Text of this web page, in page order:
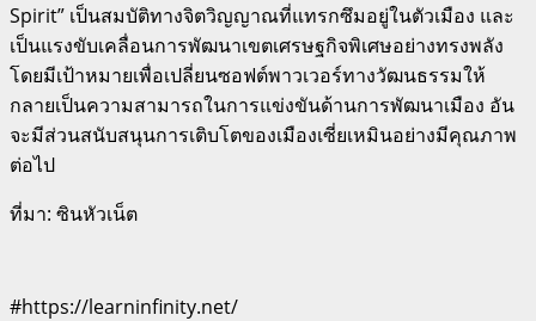
Spirit” เป็นสมบัติทางจิตวิญญาณที่แทรกซึมอยู่ในตัวเมือง และ
เป็นแรงขับเคลื่อนการพัฒนาเขตเศรษฐกิจพิเศษอย่างทรงพลัง
โดยมีเป้าหมายเพื่อเปลี่ยนซอฟต์พาวเวอร์ทางวัฒนธรรมให้
กลายเป็นความสามารถในการแข่งขันด้านการพัฒนาเมือง อัน
จะมีส่วนสนับสนุนการเติบโตของเมืองเซี่ยเหมินอย่างมีคุณภาพ
ต่อไป
ที่มา: ซินหัวเน็ต
#https://learninfinity.net/